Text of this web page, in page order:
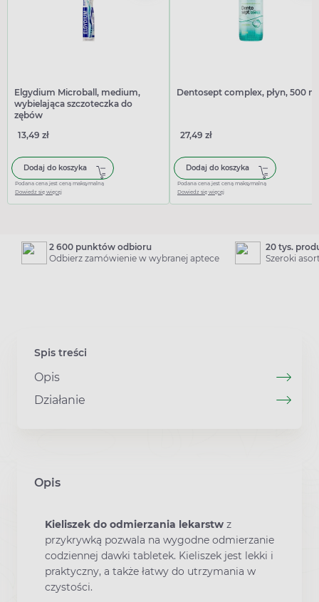
Elgydium Microball, medium,
wybielająca szczoteczka do
zębów
13,49 zł
Dodaj do koszyka
Podana cena jest ceną maksymalną
Dowiedz się więcej
Dentosept complex, płyn, 500 ml
27,49 zł
Dodaj do koszyka
Podana cena jest ceną maksymalną
Dowiedz się więcej
2 600 punktów odbioru
Odbierz zamówienie w wybranej aptece
20 tys.
Szeroki
Spis treści
Opis
Działanie
Opis
Kieliszek do odmierzania lekarstw z
przykrywką pozwala na wygodne odmierzanie
codziennej dawki tabletek. Kieliszek jest lekki i
praktyczny, a także łatwy do utrzymania w
czystości.